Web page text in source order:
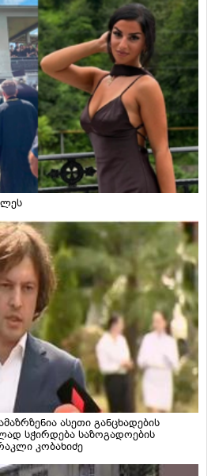
ასეთი განცხადების
სჭირდება საზოგადოების
კობახიძე